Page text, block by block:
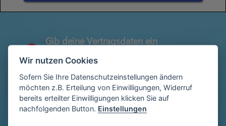
Gib deine Vertragsdaten ein
Abrechnung)
2
Gib deinen Namen und deine Adresse
ein
Wir nutzen Cookies
Sofern Sie Ihre Datenschutzeinstellungen ändern
möchten z.B. Erteilung von Einwilligungen, Widerruf
bereits erteilter Einwilligungen klicken Sie auf
nachfolgenden Button. Einstellungen